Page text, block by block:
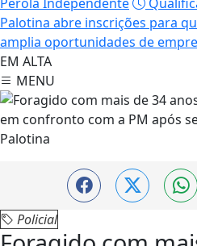
Palotina abre inscrições para
amplia oportunidades de
EM ALTA
MENU
Policial